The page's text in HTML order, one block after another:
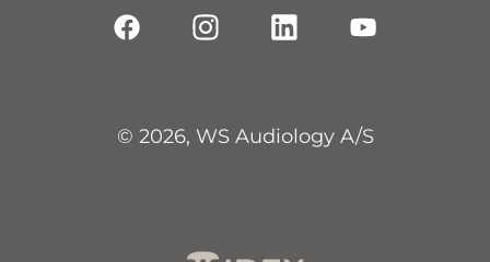
© 2026, WS Audiology A/S